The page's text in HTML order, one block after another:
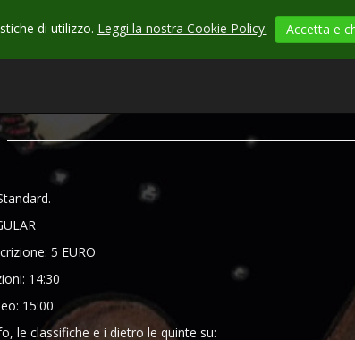
di utilizzo. Leggi la nostra Cookie Policy. Accetta e
5 EURO
14:30
15:00
le classifiche e i dietro le quinte su: